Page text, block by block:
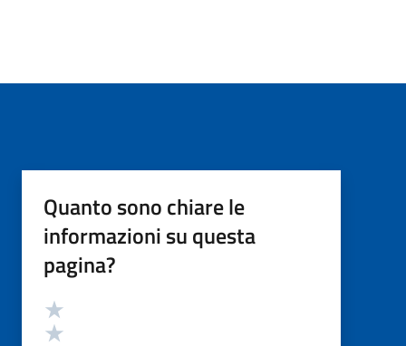
Quanto sono chiare le
informazioni su questa
pagina?
Valutazione